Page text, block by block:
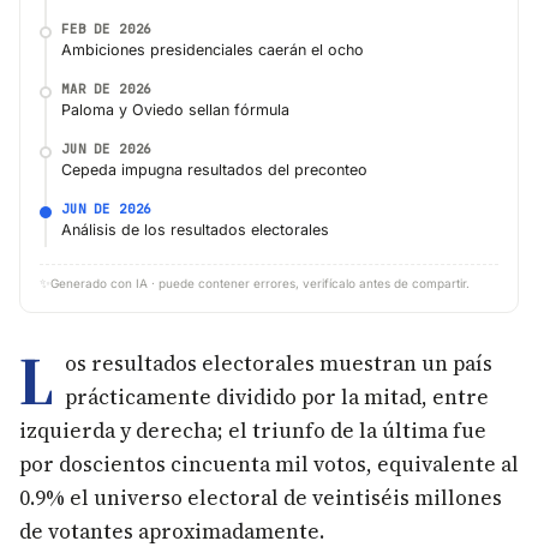
FEB DE 2026
Ambiciones presidenciales caerán el ocho
MAR DE 2026
Paloma y Oviedo sellan fórmula
JUN DE 2026
Cepeda impugna resultados del preconteo
JUN DE 2026
Análisis de los resultados electorales
✨ Generado con IA · puede contener errores, verifícalo antes de compartir.
L os resultados electorales muestran un país
prácticamente dividido por la mitad, entre
izquierda y derecha; el triunfo de la última fue
por doscientos cincuenta mil votos, equivalente al
0.9% el universo electoral de veintiséis millones
de votantes aproximadamente.